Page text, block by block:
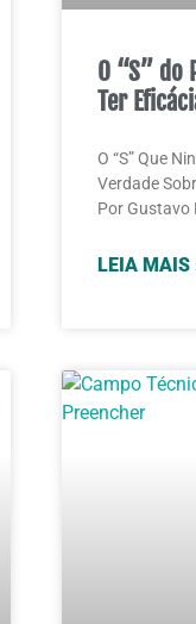
O “S” do
Ter
O “S” Que
Verdade
Por Gustavo
LEIA MAIS